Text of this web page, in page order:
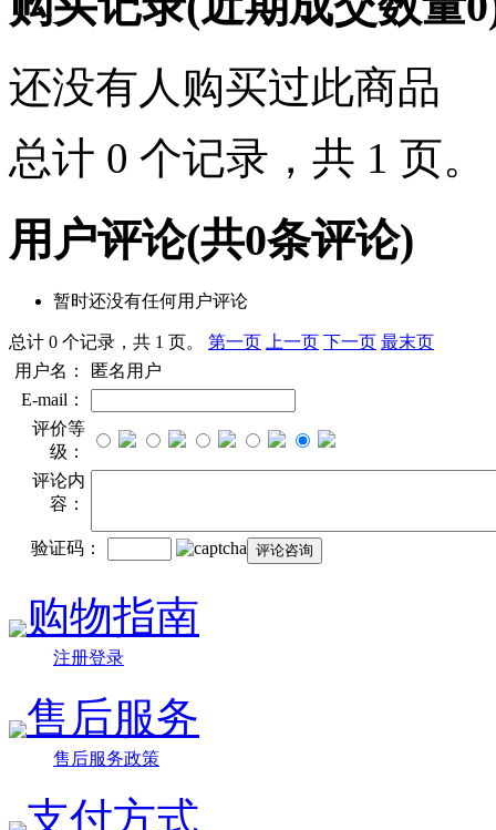
还没有人购买过此商品
总计 0 个记录，共 1 页。
用户评论(共0条评论)
暂时还没有任何用户评论
总计 0 个记录，共 1 页。 第一页 上一页 下一页 最末页
用户名：
匿名用户
E-mail：
评价等
级：
评论内
容：
验证码：
购物指南
注册登录
售后服务
售后服务政策
支付方式